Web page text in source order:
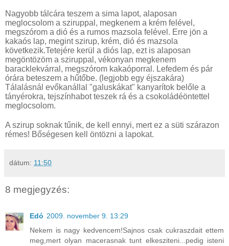
Nagyobb tálcára teszem a sima lapot, alaposan
meglocsolom a sziruppal, megkenem a krém felével,
megszórom a dió és a rumos mazsola felével. Erre jön a
kakaós lap, megint szirup, krém, dió és mazsola
következik.Tetejére kerül a diós lap, ezt is alaposan
megöntözöm a sziruppal, vékonyan megkenem
baracklekvárral, megszórom kakaóporral. Lefedem és pár
órára beteszem a hűtőbe. (legjobb egy éjszakára)
Tálalásnál evőkanállal "galuskákat" kanyarítok belőle a
tányérokra, tejszínhabot teszek rá és a csokoládéöntettel
meglocsolom.
A szirup soknak tűnik, de kell ennyi, mert ez a süti szárazon
rémes! Bőségesen kell öntözni a lapokat.
dátum: 11:50
8 megjegyzés:
Edó 2009. november 9. 13:29
Nekem is nagy kedvencem!Sajnos csak cukraszdait ettem
meg,mert olyan macerasnak tunt elkesziteni...pedig isteni